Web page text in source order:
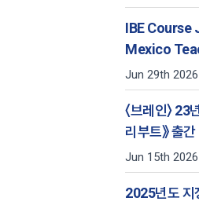
IBE
Mexico
Jun 29th 2026
〈브레인〉 23
리부트》 출간
Jun 15th 2026
2025년도 지